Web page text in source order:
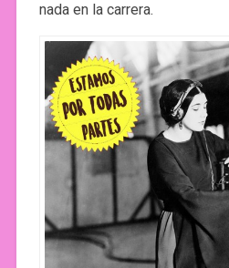
nada en la carrera.